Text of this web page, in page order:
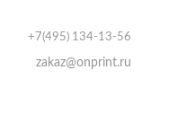
+7(495) 134-13-56
zakaz@onprint.ru